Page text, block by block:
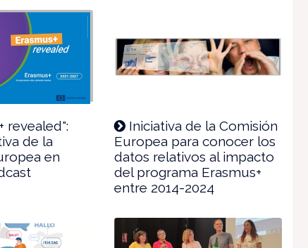
revealed":
de la
en
Iniciativa de la Comisión
Europea para conocer los
datos relativos al impacto
del programa Erasmus+
entre 2014-2024